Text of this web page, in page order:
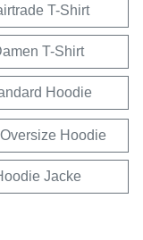
T-Shirt
T-Shirt
Hoodie
Hoodie
Jacke